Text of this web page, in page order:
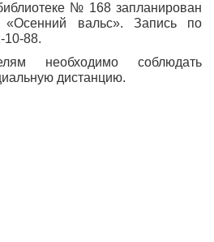
№ 168 запланирован
«Осенний вальс». Запись по
10-88.
необходимо соблюдать
дистанцию.